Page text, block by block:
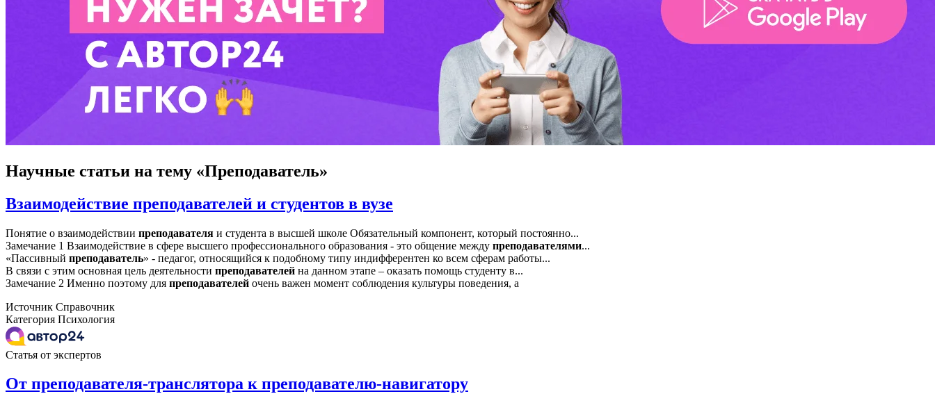
Научные статьи на тему «Преподаватель»
Взаимодействие преподавателей и студентов в вузе
Понятие о взаимодействии преподавателя и студента в высшей школе Обязательный компонент, который постоянно...
Замечание 1 Взаимодействие в сфере высшего профессионального образования - это общение между преподавателями...
«Пассивный преподаватель» - педагог, относящийся к подобному типу индифферентен ко всем сферам работы...
В связи с этим основная цель деятельности преподавателей на данном этапе – оказать помощь студенту в...
Замечание 2 Именно поэтому для преподавателей очень важен момент соблюдения культуры поведения, а
Источник Справочник
Категория Психология
Статья от экспертов
От преподавателя-транслятора к преподавателю-навигатору